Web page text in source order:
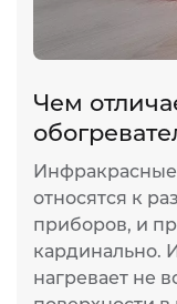
Чем
относятся к
приборов, и
кардинально.
нагревает не